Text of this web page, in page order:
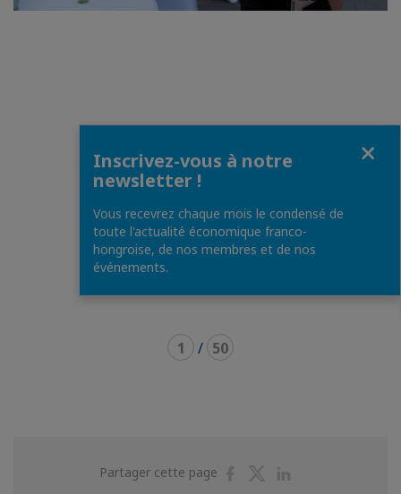
1 / 50
Partager cette page
PartagerPartager
Inscrivez-vous à notre
newsletter !
Vous recevrez chaque mois le condensé de
toute l'actualité économique franco-
hongroise, de nos membres et de nos
événements.